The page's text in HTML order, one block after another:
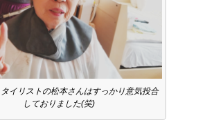
イリストの松本さんはすっかり意気投合
しておりました(笑)